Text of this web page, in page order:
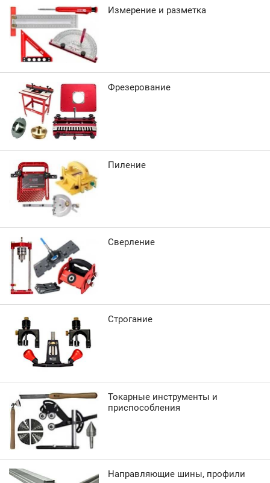
Измерение и разметка
Фрезерование
Пиление
Сверление
Строгание
Токарные инструменты и
приспособления
Направляющие шины, профили